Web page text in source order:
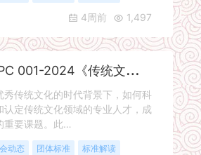
4周前 1,497
标
准解读|TCPC 001-2024《传统文化专家评审指南》
传统文化的时代背景下，如何科
认定传统文化领域的专业人才，成
重要课题。此…
动态 团体标准 标准解读